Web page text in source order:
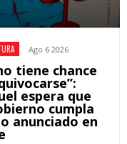
Ago 6 2026
tiene chance
espera que
cumpla
anunciado en